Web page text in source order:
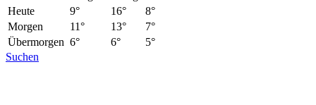
Heute
9° 16°
8°
Morgen
11° 13°
7°
Übermorgen 6° 6°
5°
Suchen